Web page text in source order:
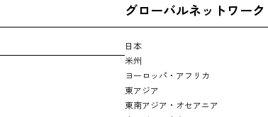
グローバルネットワーク
日本
米州
ヨーロッパ・アフリカ
東アジア
東南アジア・オセアニア